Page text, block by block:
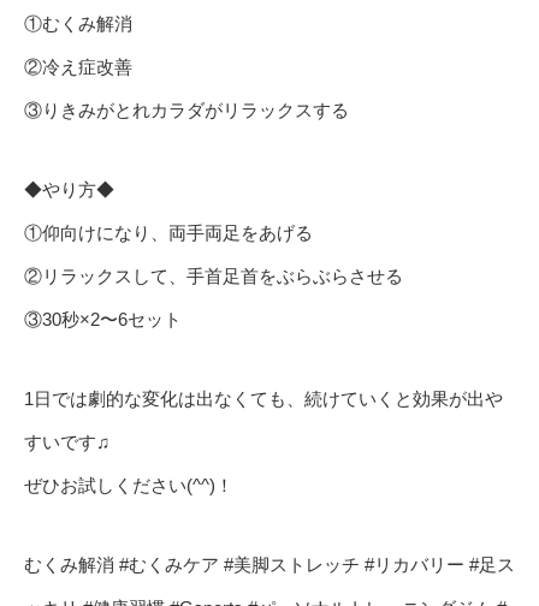
①むくみ解消
②冷え症改善
③りきみがとれカラダがリラックスする
◆やり方◆
①仰向けになり、両手両足をあげる
②リラックスして、手首足首をぶらぶらさせる
③30秒×2〜6セット
1日では劇的な変化は出なくても、続けていくと効果が出や
すいです♫
ぜひお試しください(^^)！
むくみ解消 #むくみケア #美脚ストレッチ #リカバリー #足ス